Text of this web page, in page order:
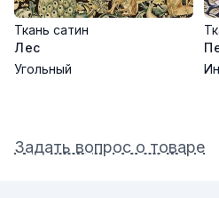
Ткань сатин
Лес
Угольный
Задать вопрос о товаре